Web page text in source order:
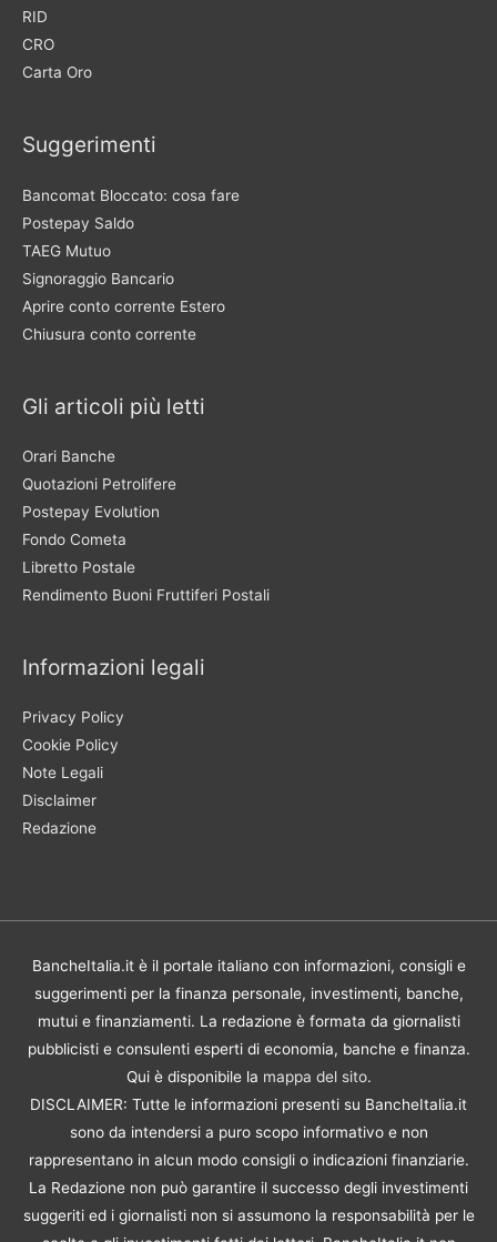
RID
CRO
Carta Oro
Suggerimenti
Bancomat Bloccato: cosa fare
Postepay Saldo
TAEG Mutuo
Signoraggio Bancario
Aprire conto corrente Estero
Chiusura conto corrente
Gli articoli più letti
Orari Banche
Quotazioni Petrolifere
Postepay Evolution
Fondo Cometa
Libretto Postale
Rendimento Buoni Fruttiferi Postali
Informazioni legali
Privacy Policy
Cookie Policy
Note Legali
Disclaimer
Redazione
BancheItalia.it è il portale italiano con informazioni, consigli e
suggerimenti per la finanza personale, investimenti, banche,
mutui e finanziamenti. La redazione è formata da giornalisti
pubblicisti e consulenti esperti di economia, banche e finanza.
Qui è disponibile la mappa del sito.
DISCLAIMER: Tutte le informazioni presenti su BancheItalia.it
sono da intendersi a puro scopo informativo e non
rappresentano in alcun modo consigli o indicazioni finanziarie.
La Redazione non può garantire il successo degli investimenti
suggeriti ed i giornalisti non si assumono la responsabilità per le